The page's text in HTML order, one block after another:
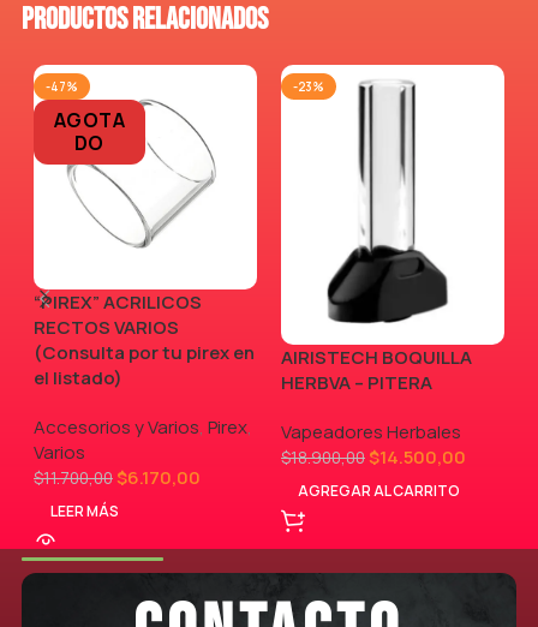
Productos relacionados
-47%
AGOTA
DO
“PIREX” ACRILICOS
RECTOS VARIOS
(Consulta por tu pirex en
el listado)
Accesorios y Varios, Pirex,
Varios
$11.700,00$6.170,00
LEER MÁS
-23%
AIRISTECH BOQUILLA
HERBVA – PITERA
Vapeadores Herbales
$18.900,00$14.500,00
AGREGAR AL CARRITO